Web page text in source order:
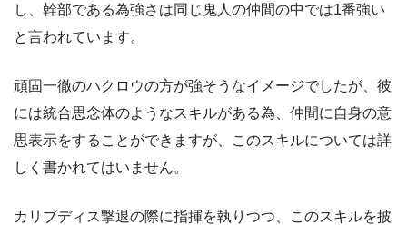
し、幹部である為強さは同じ鬼人の仲間の中では1番強い
と言われています。
頑固一徹のハクロウの方が強そうなイメージでしたが、彼
には統合思念体のようなスキルがある為、仲間に自身の意
思表示をすることができますが、このスキルについては詳
しく書かれてはいません。
カリブディス撃退の際に指揮を執りつつ、このスキルを披